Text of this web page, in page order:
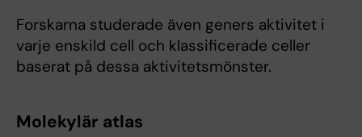
Forskarna studerade även geners aktivitet i
varje enskild cell och klassificerade celler
baserat på dessa aktivitetsmönster.
Molekylär atlas